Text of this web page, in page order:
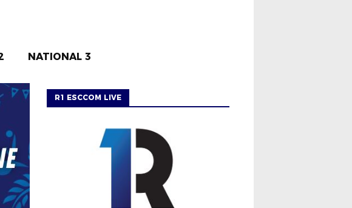
NATIONAL 3
R1 ESCCOM LIVE